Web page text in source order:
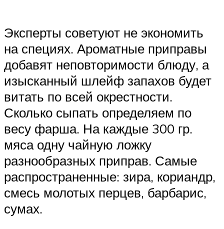
Эксперты советуют не экономить
на специях. Ароматные приправы
добавят неповторимости блюду, а
изысканный шлейф запахов будет
витать по всей окрестности.
Сколько сыпать определяем по
весу фарша. На каждые 300 гр.
мяса одну чайную ложку
разнообразных приправ. Самые
распространенные: зира, кориандр,
смесь молотых перцев, барбарис,
сумах.